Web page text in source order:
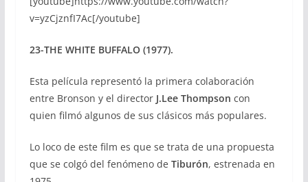
v=yzCjznfI7Ac[/youtube]
23-THE WHITE BUFFALO (1977).
Esta película representó la primera colaboración
entre Bronson y el director J.Lee Thompson con
quien filmó algunos de sus clásicos más populares.
Lo loco de este film es que se trata de una propuesta
que se colgó del fenómeno de Tiburón, estrenada en